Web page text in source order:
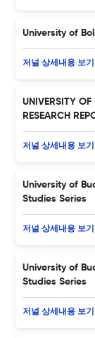
University of
저널 상세내용 보기
UNIVERSITY OF
RESEARCH
저널 상세내용 보기
University of
Studies Series
저널 상세내용 보기
University of
Studies Series
저널 상세내용 보기